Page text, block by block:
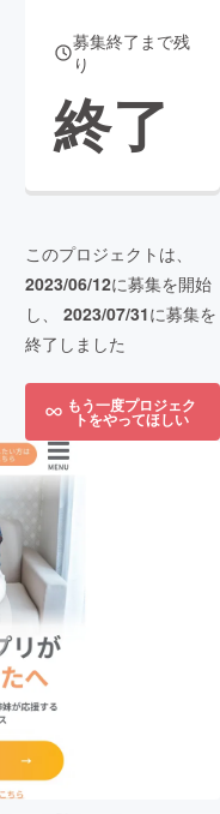
募集終了まで残
り
終了
このプロジェクトは、
2023/06/12に募集を開始
し、 2023/07/31に募集を
終了しました
もう一度プロジェク
トをやってほしい